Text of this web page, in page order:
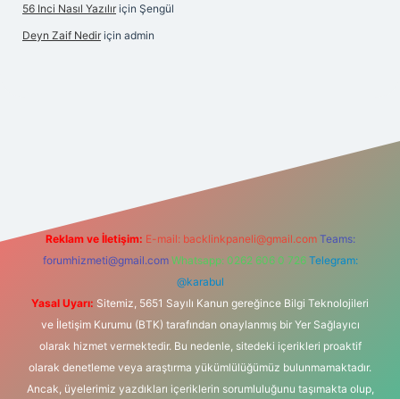
56 Inci Nasıl Yazılır için Şengül
Deyn Zaif Nedir için admin
Reklam ve İletişim: E-mail: backlinkpaneli@gmail.com Teams:
forumhizmeti@gmail.com Whatsapp: 0262 606 0 726 Telegram:
@karabul
Yasal Uyarı: Sitemiz, 5651 Sayılı Kanun gereğince Bilgi Teknolojileri
ve İletişim Kurumu (BTK) tarafından onaylanmış bir Yer Sağlayıcı
olarak hizmet vermektedir. Bu nedenle, sitedeki içerikleri proaktif
olarak denetleme veya araştırma yükümlülüğümüz bulunmamaktadır.
Ancak, üyelerimiz yazdıkları içeriklerin sorumluluğunu taşımakta olup,